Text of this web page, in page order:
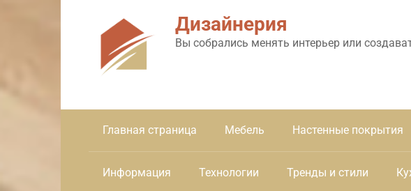
Дизайнерия
Вы собрались менять интерьер или
Главная страница Мебель Настенные покрытия
Информация Технологии Тренды и стили